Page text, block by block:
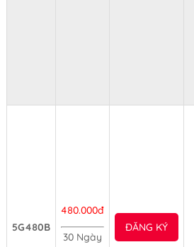
5G480B
480.000đ
30 Ngày
ĐĂNG KÝ